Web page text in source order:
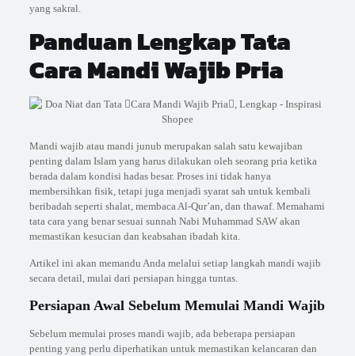
yang sakral.
Panduan Lengkap Tata
Cara Mandi Wajib Pria
Mandi wajib atau mandi junub merupakan salah satu kewajiban
penting dalam Islam yang harus dilakukan oleh seorang pria ketika
berada dalam kondisi hadas besar. Proses ini tidak hanya
membersihkan fisik, tetapi juga menjadi syarat sah untuk kembali
beribadah seperti shalat, membaca Al-Qur’an, dan thawaf. Memahami
tata cara yang benar sesuai sunnah Nabi Muhammad SAW akan
memastikan kesucian dan keabsahan ibadah kita.
Artikel ini akan memandu Anda melalui setiap langkah mandi wajib
secara detail, mulai dari persiapan hingga tuntas.
Persiapan Awal Sebelum Memulai Mandi Wajib
Sebelum memulai proses mandi wajib, ada beberapa persiapan
penting yang perlu diperhatikan untuk memastikan kelancaran dan